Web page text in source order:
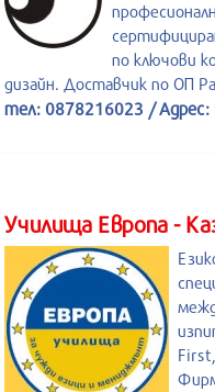
по ключови
дизайн. Доставчик по ОП
тел: 0878216023 / Адрес:
Училища Европа -